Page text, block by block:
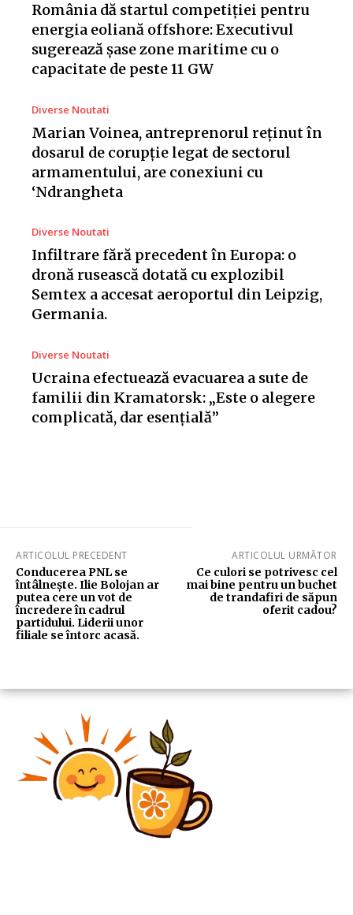
România dă startul competiției pentru
energia eoliană offshore: Executivul
sugerează șase zone maritime cu o
capacitate de peste 11 GW
Diverse Noutati
Marian Voinea, antreprenorul reținut în
dosarul de corupție legat de sectorul
armamentului, are conexiuni cu
‘Ndrangheta
Diverse Noutati
Infiltrare fără precedent în Europa: o
dronă rusească dotată cu explozibil
Semtex a accesat aeroportul din Leipzig,
Germania.
Diverse Noutati
Ucraina efectuează evacuarea a sute de
familii din Kramatorsk: „Este o alegere
complicată, dar esențială”
ARTICOLUL PRECEDENT
Conducerea PNL se
întâlnește. Ilie Bolojan ar
putea cere un vot de
încredere în cadrul
partidului. Liderii unor
filiale se întorc acasă.
ARTICOLUL URMĂTOR
Ce culori se potrivesc cel
mai bine pentru un buchet
de trandafiri de săpun
oferit cadou?